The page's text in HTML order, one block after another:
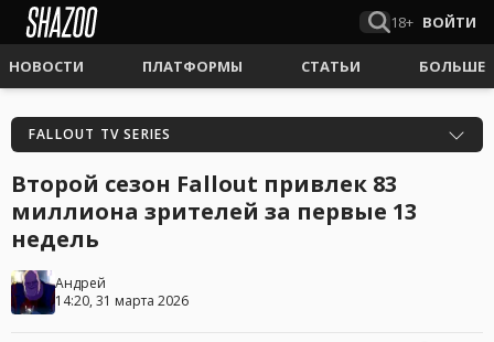
18+ ВОЙТИ
НОВОСТИ ПЛАТФОРМЫ СТАТЬИ БОЛЬШЕ
FALLOUT TV SERIES
Второй сезон Fallout привлек 83
миллиона зрителей за первые 13
недель
Андрей
14:20, 31 марта 2026